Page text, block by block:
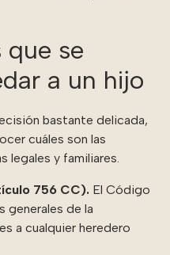
que se
a un hijo
bastante delicada,
cuáles son las
legales y familiares.
756 CC). El Código
generales de la
a cualquier heredero